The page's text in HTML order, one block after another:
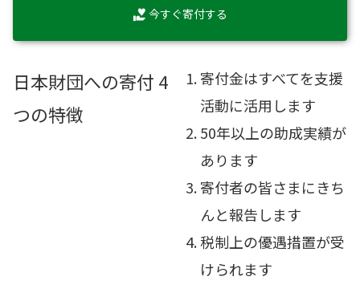
今すぐ寄付する
日本財団への寄付 4
つの特徴
寄付金はすべてを支援
活動に活用します
50年以上の助成実績が
あります
寄付者の皆さまにきち
んと報告します
税制上の優遇措置が受
けられます